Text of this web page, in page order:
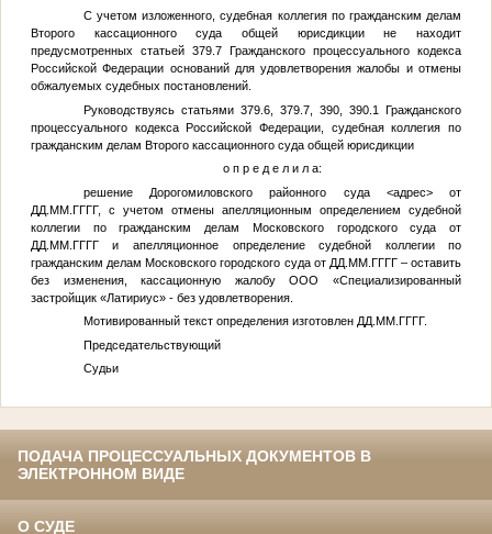
С учетом изложенного, судебная коллегия по гражданским делам
Второго кассационного суда общей юрисдикции не находит
предусмотренных статьей 379.7 Гражданского процессуального кодекса
Российской Федерации оснований для удовлетворения жалобы и отмены
обжалуемых судебных постановлений.
Руководствуясь статьями 379.6, 379.7, 390, 390.1 Гражданского
процессуального кодекса Российской Федерации, судебная коллегия по
гражданским делам Второго кассационного суда общей юрисдикции
о п р е д е л и л а:
решение Дорогомиловского районного суда <адрес>от
ДД.ММ.ГГГГ, с учетом отмены апелляционным определением судебной
коллегии по гражданским делам Московского городского суда от
ДД.ММ.ГГГГи апелляционное определение судебной коллегии по
гражданским делам Московского городского суда от ДД.ММ.ГГГГ– оставить
без изменения, кассационную жалобу ООО «Специализированный
застройщик «Латириус» - без удовлетворения.
Мотивированный текст определения изготовлен ДД.ММ.ГГГГ.
Председательствующий
Судьи
ПОДАЧА ПРОЦЕССУАЛЬНЫХ ДОКУМЕНТОВ В
ЭЛЕКТРОННОМ ВИДЕ
О СУДЕ